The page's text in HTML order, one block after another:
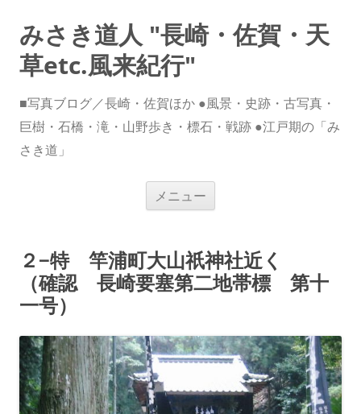
みさき道人 "長崎・佐賀・天
草etc.風来紀行"
■写真ブログ／長崎・佐賀ほか ●風景・史跡・古写真・
巨樹・石橋・滝・山野歩き・標石・戦跡 ●江戸期の「み
さき道」
メニュー
ス
キ
ッ
プ
２−特 竿浦町大山祇神社近く
（確認 長崎要塞第二地帯標 第十
一号）